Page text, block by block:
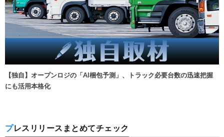
【独自】オープンロジの「AI梱包予測」、トラック必要台数の迅速把握
にも活用本格化
プレスリリースまとめてチェック